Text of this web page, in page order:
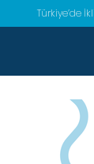
Türkiye’de